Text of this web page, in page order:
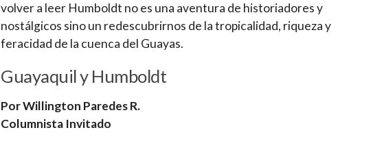
volver a leer Humboldt no es una aventura de historiadores y
nostálgicos sino un redescubrirnos de la tropicalidad, riqueza y
feracidad de la cuenca del Guayas.
Guayaquil y Humboldt
Por Willington Paredes R.
Columnista Invitado